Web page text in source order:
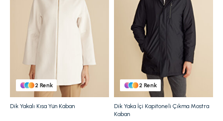
2 Renk
Dik Yakalı Kısa Yün Kaban
2 Renk
Dik Yaka İçi Kapitoneli Çıkma Mostra
Kaban